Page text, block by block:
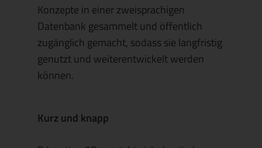
Konzepte in einer zweisprachigen
Datenbank gesammelt und öffentlich
zugänglich gemacht, sodass sie langfristig
genutzt und weiterentwickelt werden
können.
Kurz und knapp